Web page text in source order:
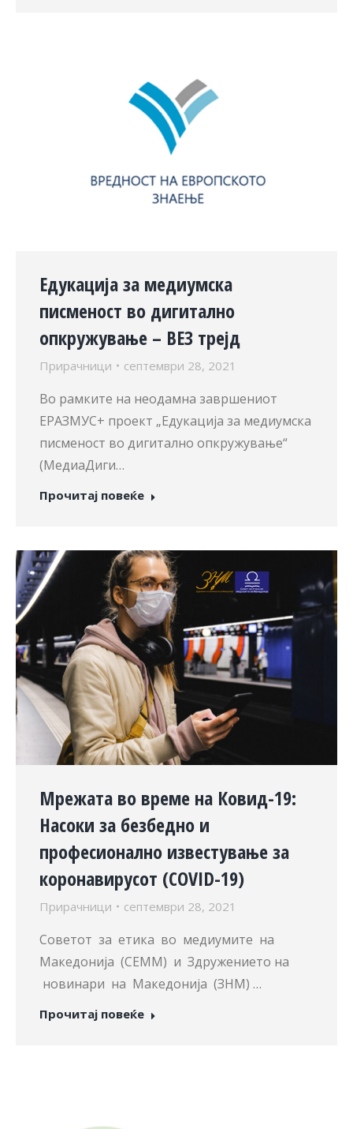
Едукација за медиумска
писменост во дигитално
опкружување – ВЕЗ трејд
Прирачници септември 28, 2021
Во рамките на неодамна завршениот
ЕРАЗМУС+ проект „Едукација за медиумска
писменост во дигитално опкружување“
(МедиаДиги…
Прочитај повеќе
Мрежата во време на Ковид-19:
Насоки за безбедно и
професионално известување за
коронавирусот (COVID-19)
Прирачници септември 28, 2021
Советот за етика во медиумите на
Македонија (СЕММ) и Здружението на
новинари на Македонија (ЗНМ) …
Прочитај повеќе